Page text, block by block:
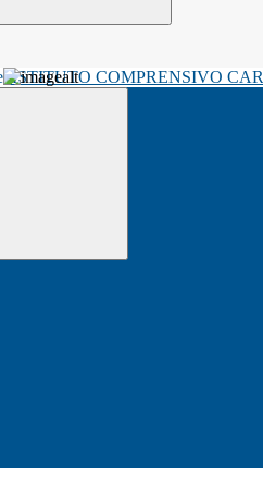
ISTITUTO COMPRENSIVO